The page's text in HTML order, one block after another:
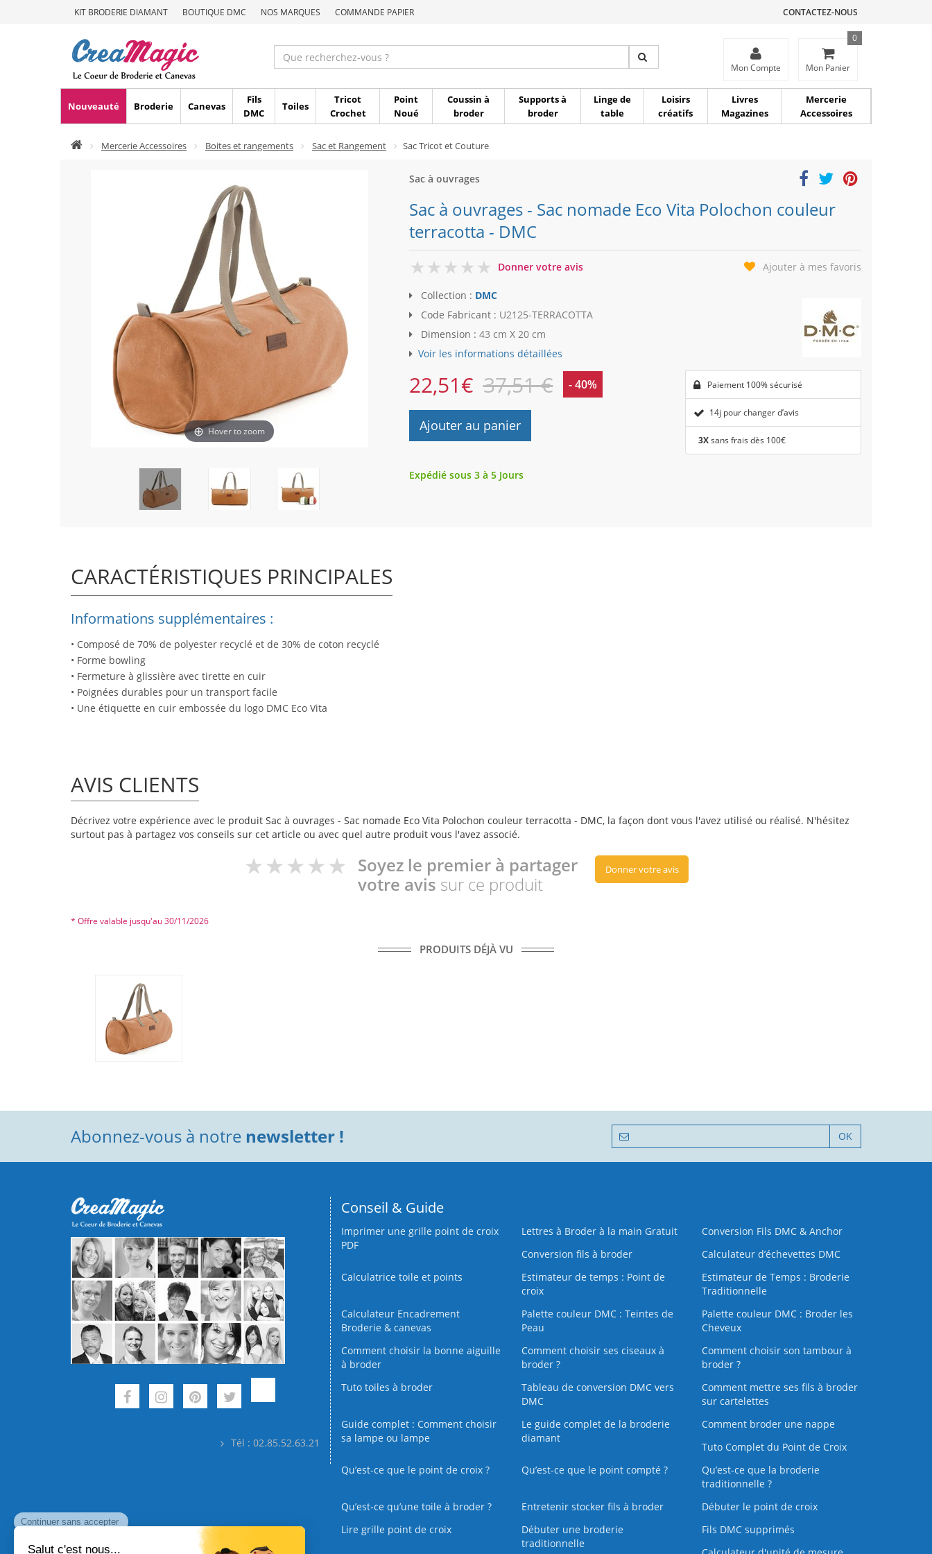
KIT BRODERIE DIAMANT BOUTIQUE DMC NOS MARQUES COMMANDE PAPIER CONTACTEZ-NOUS
Mon Compte Mon Panier
0
Nouveauté Broderie Canevas
Fils
DMC
Toiles
Tricot
Crochet
Point
Noué
Coussin à
broder
Supports à
broder
Linge de
table
Loisirs
créatifs
Livres
Magazines
Mercerie
Accessoires
Mercerie Accessoires Boites et rangements Sac et Rangement Sac Tricot et Couture
Hover to zoom
Sac à ouvrages
Sac à ouvrages - Sac nomade Eco Vita Polochon couleur
terracotta - DMC
0
Donner votre avis Ajouter à mes favoris
Collection : DMC
Code Fabricant : U2125-TERRACOTTA
Dimension : 43 cm X 20 cm
Voir les informations détaillées
22,51€ 37,51 € - 40%
Ajouter au panier
Paiement 100% sécurisé
14j pour changer d’avis
3Xsans frais dès 100€
Expédié sous 3 à 5 Jours
CARACTÉRISTIQUES PRINCIPALES
Informations supplémentaires :
• Composé de 70% de polyester recyclé et de 30% de coton recyclé
• Forme bowling
• Fermeture à glissière avec tirette en cuir
• Poignées durables pour un transport facile
• Une étiquette en cuir embossée du logo DMC Eco Vita
AVIS CLIENTS
Décrivez votre expérience avec le produit Sac à ouvrages - Sac nomade Eco Vita Polochon couleur terracotta - DMC, la façon dont vous l'avez utilisé ou réalisé. N'hésitez
surtout pas à partagez vos conseils sur cet article ou avec quel autre produit vous l'avez associé.
Soyez le premier à partager
votre avis sur ce produit
Donner votre avis
* Offre valable jusqu'au 30/11/2026
PRODUITS DÉJÀ VU
Abonnez-vous à notre newsletter ! OK
Tél : 02.85.52.63.21
Conseil & Guide
Imprimer une grille point de croix
PDF
Lettres à Broder à la main Gratuit
Conversion Fils DMC & Anchor
Conversion fils à broder
Calculateur d’échevettes DMC
Calculatrice toile et points
Estimateur de temps : Point de
croix
Estimateur de Temps : Broderie
Traditionnelle
Calculateur Encadrement
Broderie & canevas
Palette couleur DMC : Teintes de
Peau
Palette couleur DMC : Broder les
Cheveux
Comment choisir la bonne aiguille
à broder
Comment choisir ses ciseaux à
broder ?
Comment choisir son tambour à
broder ?
Tuto toiles à broder
Tableau de conversion DMC vers
DMC
Comment mettre ses fils à broder
sur cartelettes
Guide complet : Comment choisir
sa lampe ou lampe
Le guide complet de la broderie
diamant
Comment broder une nappe
Tuto Complet du Point de Croix
Qu’est-ce que le point de croix ?
Qu’est-ce que le point compté ?
Qu’est-ce que la broderie
traditionnelle ?
Qu’est‑ce qu’une toile à broder ?
Entretenir stocker fils à broder
Débuter le point de croix
Lire grille point de croix
Débuter une broderie
traditionnelle
Fils DMC supprimés